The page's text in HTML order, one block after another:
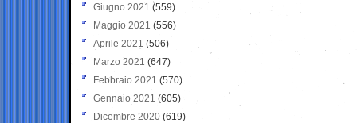
Giugno 2021(559)
Maggio 2021 (556)
Aprile 2021 (506)
Marzo 2021 (647)
Febbraio 2021 (570)
Gennaio 2021 (605)
Dicembre 2020 (619)